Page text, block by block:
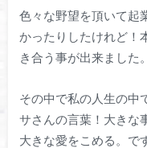
色々な野望を頂いて起
かったりしたけれど！
き合う事が出来ました。
その中で私の人生の中
サさんの言葉！大きな
大きな愛をこめる。で